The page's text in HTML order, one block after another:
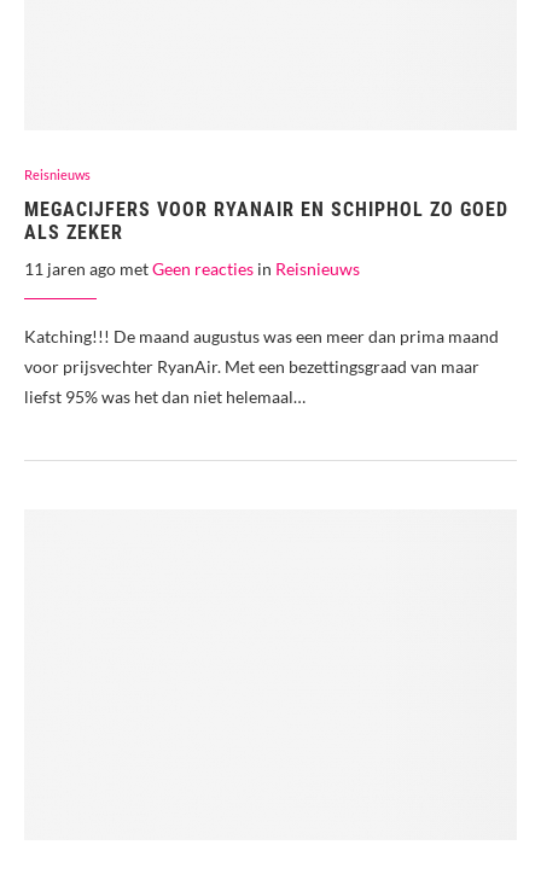
Reisnieuws
MEGACIJFERS VOOR RYANAIR EN SCHIPHOL ZO GOED
ALS ZEKER
11 jaren ago metGeen reacties in Reisnieuws
Katching!!! De maand augustus was een meer dan prima maand
voor prijsvechter RyanAir. Met een bezettingsgraad van maar
liefst 95% was het dan niet helemaal…